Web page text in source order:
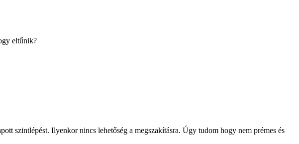
eltűnik?
szintlépést. Ilyenkor nincs lehetőség a megszakításra. Úgy tudom hogy nem prémes és